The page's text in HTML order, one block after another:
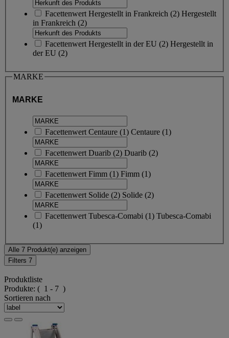
Facettenwert Hergestellt in Frankreich (2) Hergestellt
in Frankreich (2)
Facettenwert Hergestellt in der EU (2) Hergestellt in
der EU (2)
MARKE
MARKE
Facettenwert Centaure (1) Centaure (1)
Facettenwert Duarib (2) Duarib (2)
Facettenwert Fimm (1) Fimm (1)
Facettenwert Solide (2) Solide (2)
Facettenwert Tubesca-Comabi (1) Tubesca-Comabi
(1)
Alle 7 Produkt(e) anzeigen
Filters 7
Produktliste
Produkte: ( 1 - 7 )
Sortieren nach